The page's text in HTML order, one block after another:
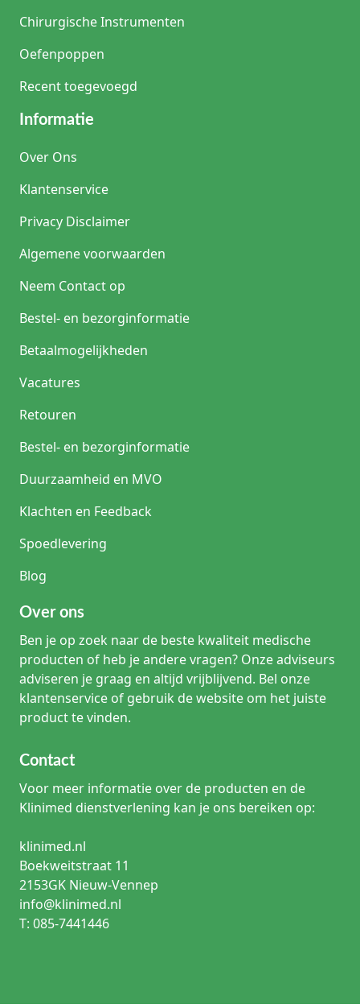
Chirurgische Instrumenten
Oefenpoppen
Recent toegevoegd
Informatie
Over Ons
Klantenservice
Privacy Disclaimer
Algemene voorwaarden
Neem Contact op
Bestel- en bezorginformatie
Betaalmogelijkheden
Vacatures
Retouren
Bestel- en bezorginformatie
Duurzaamheid en MVO
Klachten en Feedback
Spoedlevering
Blog
Over ons
Ben je op zoek naar de beste kwaliteit medische
producten of heb je andere vragen? Onze adviseurs
adviseren je graag en altijd vrijblijvend. Bel onze
klantenservice of gebruik de website om het juiste
product te vinden.
Contact
Voor meer informatie over de producten en de
Klinimed dienstverlening kan je ons bereiken op:
klinimed.nl
Boekweitstraat 11
2153GK Nieuw-Vennep
info@klinimed.nl
T: 085-7441446